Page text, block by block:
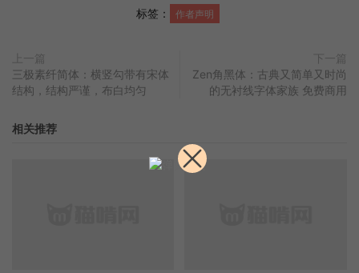
标签： 作者声明
上一篇
三极素纤简体：横竖勾带有宋体
结构，结构严谨，布白均匀
下一篇
Zen角黑体：古典又简单又时尚
的无衬线字体家族 免费商用
相关推荐